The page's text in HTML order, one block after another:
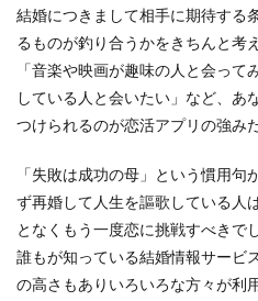
結婚につきまして相手に期待する
るものが釣り合うかをきちんと考
「音楽や映画が趣味の人と会って
している人と会いたい」など、あ
つけられるのが恋活アプリの強み
「失敗は成功の母」という慣用
ず再婚して人生を謳歌している人
となくもう一度恋に挑戦すべきで
誰もが知っている結婚情報サービ
の高さもありいろいろな方々が利